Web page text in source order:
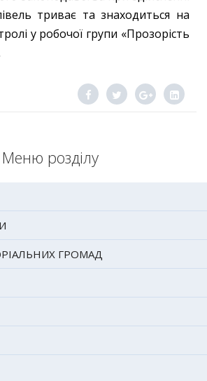
Меню розділу
ГРОМАД
триває та знаходиться на
у робочої групи «Прозорість